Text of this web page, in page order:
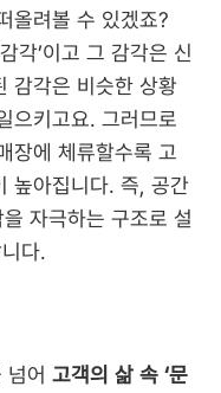
올려볼 수 있겠죠?
각’이고 그 감각은 신
감각은 비슷한 상황
으키고요. 그러므로
장에 체류할수록 고
높아집니다. 즉, 공간
자극하는 구조로 설
다.
넘어 고객의 삶 속 ‘문